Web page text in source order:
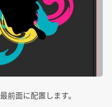
前面に配置します。